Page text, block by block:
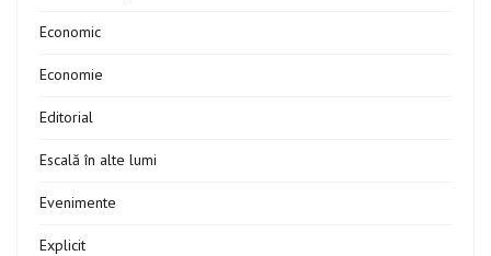
Economic
Economie
Editorial
Escală în alte lumi
Evenimente
Explicit